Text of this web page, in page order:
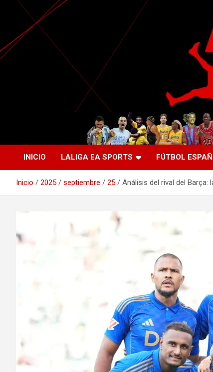
Saltar
contenido
Agente Libre Digital
La nueva generación del periodismo deportivo.
INICIO LALIGA EA SPORTS FÚTBOL
Inicio 2025 septiembre 25 Análisis del rival del